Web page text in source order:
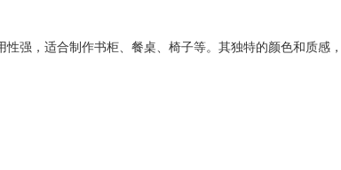
强，适合制作书柜、餐桌、椅子等。其独特的颜色和质感